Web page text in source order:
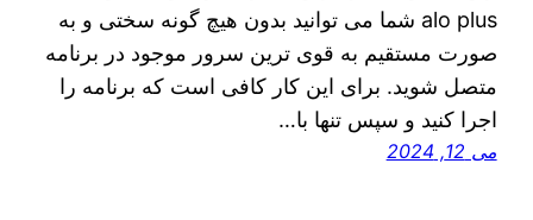
alo plus شما می‌ توانید بدون هیچ گونه سختی و به
صورت مستقیم به قوی‌ ترین سرور موجود در برنامه
متصل شوید. برای این کار کافی است که برنامه را
اجرا کنید و سپس تنها با…
می 12, 2024